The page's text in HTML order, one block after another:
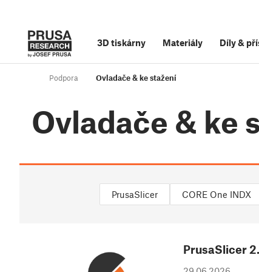
3D tiskárny Materiály Díly&
Podpora Ovladače & ke stažení
Ovladače & ke
PrusaSlicer CORE One INDX
PrusaSlicer